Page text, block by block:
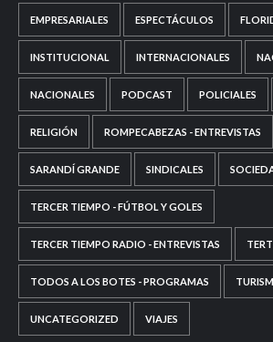
EMPRESARIALES ESPECTÁCULOS
INSTITUCIONAL INTERNACIONALES
NACIONALES PODCAST POLICIALES
RELIGIÓN ROMPECABEZAS - ENTREVISTAS
SARANDÍ GRANDE SINDICALES
TERCER TIEMPO - FÚTBOL Y GOLES
TERCER TIEMPO RADIO - ENTREVISTAS
TODOS A LOS BOTES - PROGRAMAS
UNCATEGORIZED VIAJES